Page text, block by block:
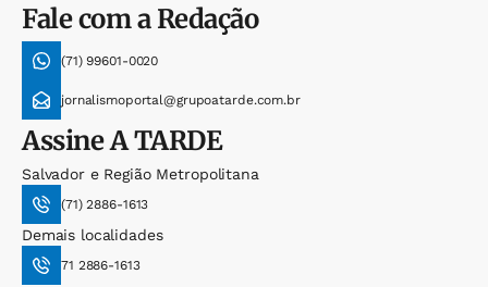
Fale com a Redação
(71) 99601-0020
jornalismoportal@grupoatarde.com.br
AssineA TARDE
Salvador e Região Metropolitana
(71) 2886-1613
Demais localidades
71 2886-1613